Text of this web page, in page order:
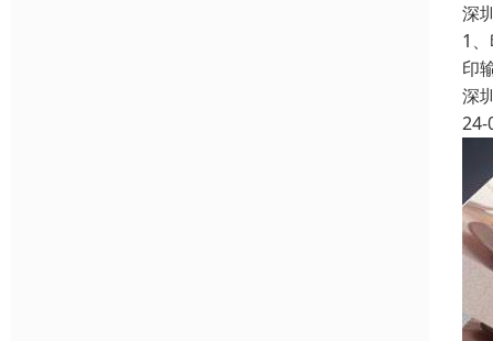
深
1
印
深
24-